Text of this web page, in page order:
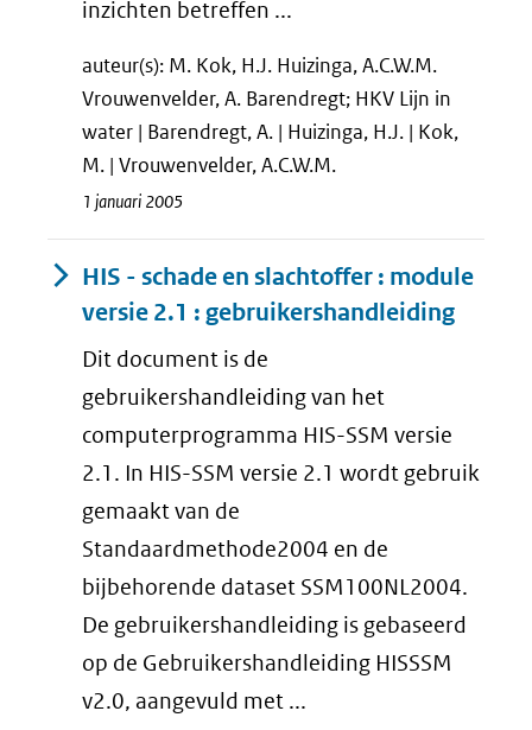
inzichten betreffen ...
auteur(s): M. Kok, H.J. Huizinga, A.C.W.M.
Vrouwenvelder, A. Barendregt; HKV Lijn in
water | Barendregt, A. | Huizinga, H.J. | Kok,
M. | Vrouwenvelder, A.C.W.M.
1 januari 2005
HIS - schade en slachtoffer : module
versie 2.1 : gebruikershandleiding
Dit document is de
gebruikershandleiding van het
computerprogramma HIS-SSM versie
2.1. In HIS-SSM versie 2.1 wordt gebruik
gemaakt van de
Standaardmethode2004 en de
bijbehorende dataset SSM100NL2004.
De gebruikershandleiding is gebaseerd
op de Gebruikershandleiding HISSSM
v2.0, aangevuld met ...